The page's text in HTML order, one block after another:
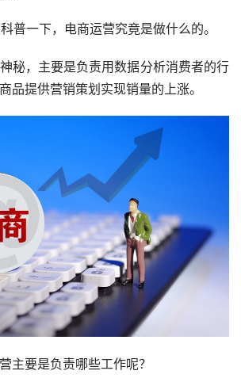
普一下，电商运营究竟是做什么的。
秘，主要是负责用数据分析消费者的行
品提供营销策划实现销量的上涨。
主要是负责哪些工作呢？